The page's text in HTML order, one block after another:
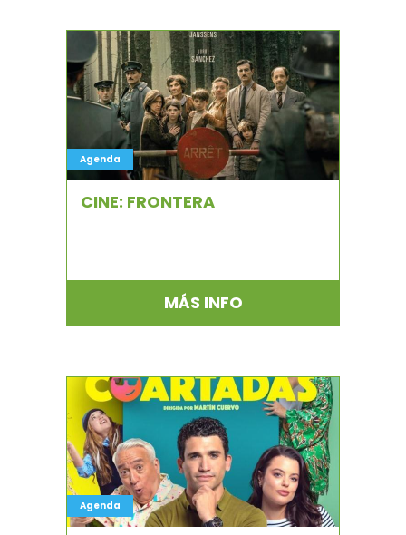
Agenda
CINE: FRONTERA
MÁS INFO
Agenda